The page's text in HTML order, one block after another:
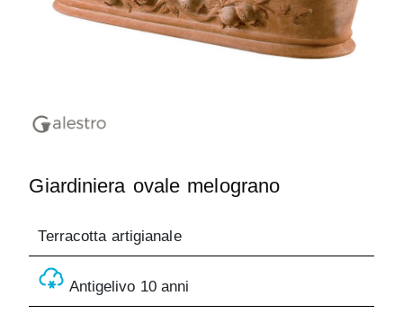
Giardiniera ovale melograno
Terracotta artigianale
Antigelivo 10 anni